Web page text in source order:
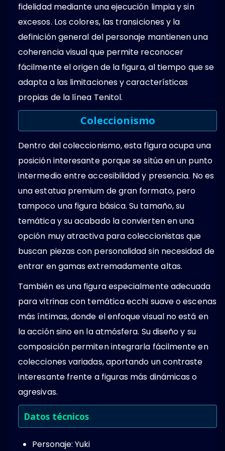
fidelidad mediante una ejecución limpia y sin
excesos. Los colores, las transiciones y la
definición general del personaje mantienen una
coherencia visual que permite reconocer
fácilmente el origen de la figura, al tiempo que se
adapta a las limitaciones y características
propias de la línea Tenitol.
Coleccionismo
Dentro del coleccionismo, esta figura ocupa una
posición interesante porque se sitúa en un punto
intermedio entre accesibilidad y presencia. No es
una estatua premium de gran formato, pero
tampoco una figura básica. Su tamaño, su
temática y su acabado la convierten en una
opción muy atractiva para coleccionistas que
buscan piezas con personalidad sin necesidad de
entrar en gamas extremadamente altas.
También es una figura especialmente adecuada
para vitrinas con temática ecchi suave o escenas
más íntimas, donde el enfoque visual no está en
la acción sino en la atmósfera. Su diseño y su
composición permiten integrarla fácilmente en
colecciones variadas, aportando un contraste
interesante frente a figuras más dinámicas o
agresivas.
Datos técnicos
Personaje: Yuki